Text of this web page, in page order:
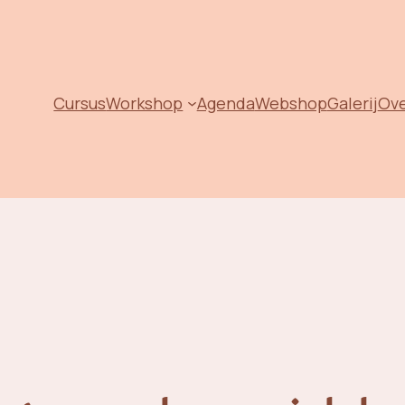
CursusWorkshop AgendaWebshopGalerij